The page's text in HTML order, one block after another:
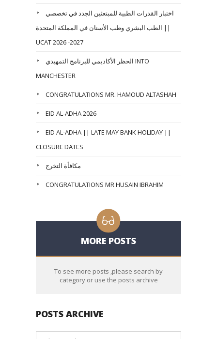
اختبار القدرات الطبية للمبتعثين الجدد في تخصصي
الطب البشري وطب الأسنان في المملكة المتحدة ||
UCAT 2026 -2027
الحظر الأكاديمي للبرنامج التمهيدي INTO
MANCHESTER
CONGRATULATIONS MR. HAMOUD ALTASHAH
EID AL-ADHA 2026
EID AL-ADHA || LATE MAY BANK HOLIDAY ||
CLOSURE DATES
مكافأة التخرج
CONGRATULATIONS MR HUSAIN IBRAHIM
MORE POSTS
To see more posts ,please search by
category or use the posts archive
POSTS ARCHIVE